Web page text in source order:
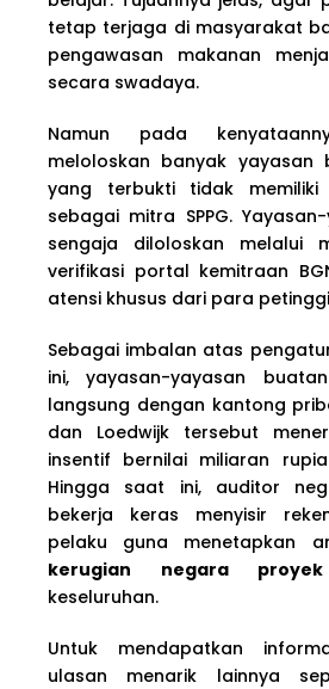
tetap terjaga di masyarakat
pengawasan makanan
secara swadaya.
Namun pada
meloloskan banyak yayasan
yang terbukti tidak memiliki
sebagai mitra SPPG.
sengaja diloloskan melalui
verifikasi portal kemitraan
atensi khusus dari para
Sebagai imbalan atas
ini, yayasan-yayasan
langsung dengan kantong
dan Loedwijk tersebut
insentif bernilai miliaran
Hingga saat ini, auditor
bekerja keras menyisir
pelaku guna menetapkan
kerugian negara
keseluruhan.
Untuk mendapatkan
ulasan menarik lainnya